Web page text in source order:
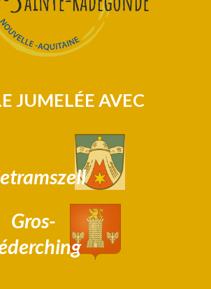
JUMELÉE AVEC
Gros-